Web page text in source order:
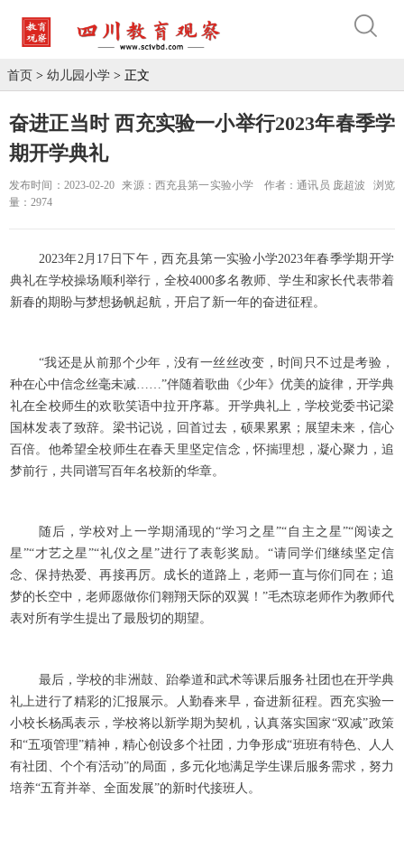
首页 > 幼儿园小学 > 正文
奋进正当时 西充实验一小举行2023年春季学
期开学典礼
发布时间：2023-02-20 来源：西充县第一实验小学 作者：通讯员 庞超波
浏览
量：2974
2023年2月17日下午，西充县第一实验小学2023年春季学期开学
典礼在学校操场顺利举行，全校4000多名教师、学生和家长代表带着
新春的期盼与梦想扬帆起航，开启了新一年的奋进征程。
“我还是从前那个少年，没有一丝丝改变，时间只不过是考验，
种在心中信念丝毫未减……”伴随着歌曲《少年》优美的旋律，开学典
礼在全校师生的欢歌笑语中拉开序幕。开学典礼上，学校党委书记梁
国林发表了致辞。梁书记说，回首过去，硕果累累；展望未来，信心
百倍。他希望全校师生在春天里坚定信念，怀揣理想，凝心聚力，追
梦前行，共同谱写百年名校新的华章。
随后，学校对上一学期涌现的“学习之星”“自主之星”“阅读之
星”“才艺之星”“礼仪之星”进行了表彰奖励。“请同学们继续坚定信
念、保持热爱、再接再厉。成长的道路上，老师一直与你们同在；追
梦的长空中，老师愿做你们翱翔天际的双翼！”毛杰琼老师作为教师代
表对所有学生提出了最殷切的期望。
最后，学校的非洲鼓、跆拳道和武术等课后服务社团也在开学典
礼上进行了精彩的汇报展示。人勤春来早，奋进新征程。西充实验一
小校长杨禹表示，学校将以新学期为契机，认真落实国家“双减”政策
和“五项管理”精神，精心创设多个社团，力争形成“班班有特色、人人
有社团、个个有活动”的局面，多元化地满足学生课后服务需求，努力
培养“五育并举、全面发展”的新时代接班人。